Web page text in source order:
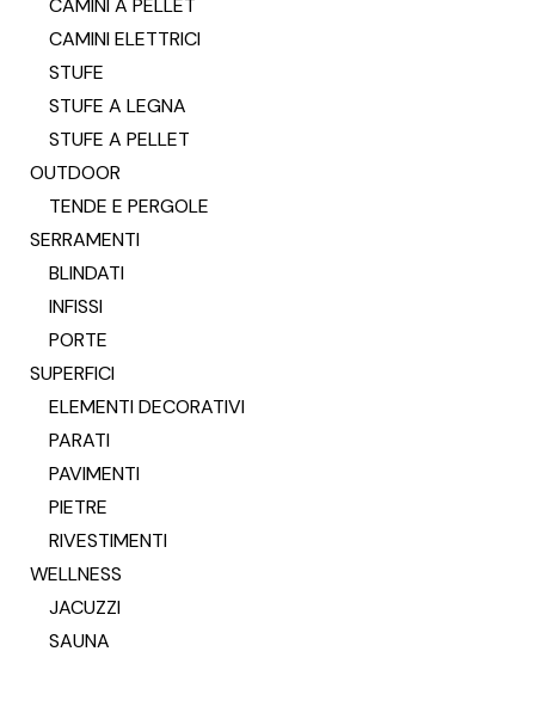
CAMINI A PELLET
CAMINI ELETTRICI
STUFE
STUFE A LEGNA
STUFE A PELLET
OUTDOOR
TENDE E PERGOLE
SERRAMENTI
BLINDATI
INFISSI
PORTE
SUPERFICI
ELEMENTI DECORATIVI
PARATI
PAVIMENTI
PIETRE
RIVESTIMENTI
WELLNESS
JACUZZI
SAUNA